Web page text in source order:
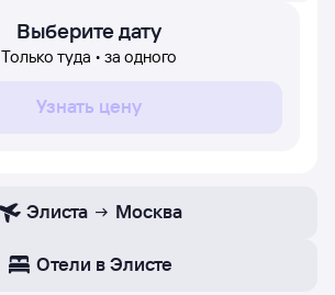
Выберите дату
Только туда • за одного
Узнать цену
Элиста Москва
Отели в Элисте